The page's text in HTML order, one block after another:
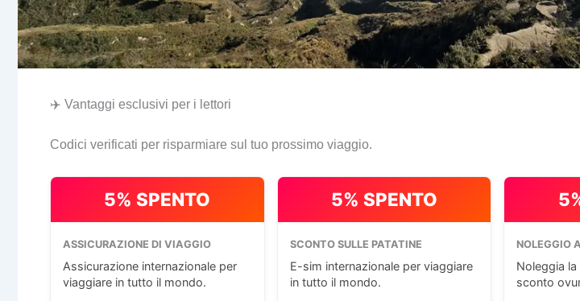
✈️ Vantaggi esclusivi per i lettori
Codici verificati per risparmiare sul tuo prossimo viaggio.
5% SPENTO
ASSICURAZIONE DI VIAGGIO
Assicurazione internazionale per
viaggiare in tutto il mondo.
5% SPENTO
SCONTO SULLE PATATINE
E-sim internazionale per viaggiare
in tutto il mondo.
NOLEGGIO
Noleggia
sconto